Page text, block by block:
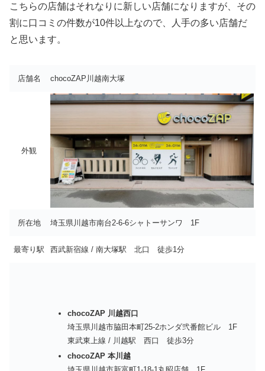
こちらの店舗はそれなりに新しい店舗になりますが、その
割に口コミの件数が10件以上なので、人手の多い店舗だ
と思います。
店舗名 chocoZAP川越南大塚
外観
所在地 埼玉県川越市南台2-6-6シャトーサンワ 1F
最寄り駅 西武新宿線 / 南大塚駅 北口 徒歩1分
chocoZAP 川越西口
埼玉県川越市脇田本町25-2ホンダ弐番館ビル 1F
東武東上線 / 川越駅 西口 徒歩3分
chocoZAP 本川越